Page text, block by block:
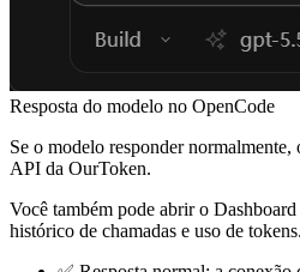
Resposta do modelo no OpenCode
Se o modelo responder normalmente,
API da OurToken.
Você também pode abrir o
histórico de chamadas e uso de tokens.